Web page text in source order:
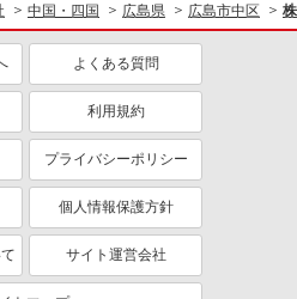
中国・四国 広島県 広島市中区
よくある質問
利用規約
プライバシーポリシー
個人情報保護方針
サイト運営会社